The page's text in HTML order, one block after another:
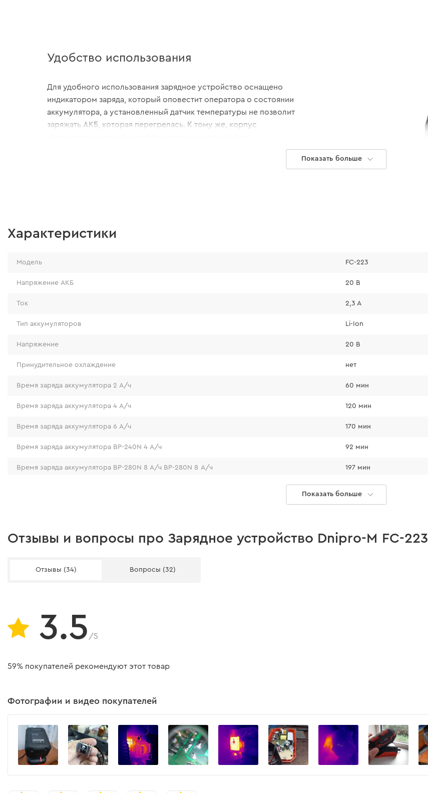
Удобство использования
Для удобного использования зарядное устройство оснащено
индикатором заряда, который оповестит оператора о состоянии
аккумулятора, а установленный датчик температуры не позволит
заряжать АКБ, которая перегрелась. К тому же, корпус
Показать больше
Характеристики
Модель FC-223
Напряжение АКБ 20 В
Ток 2,3 A
Тип аккумуляторов Li-Ion
Напряжение 20 В
Принудительное охлаждение нет
Время заряда аккумулятора 2 А/ч 60 мин
Время заряда аккумулятора 4 А/ч 120 мин
Время заряда аккумулятора 6 А/ч 170 мин
Время заряда аккумулятора BP-240N 4 А/ч 92 мин
Время заряда аккумулятора BP-280N 8 А/ч BP-280N 8 А/ч 197 мин
от +5°С до +45°С
Зарядное устройство
Инструкция пользователя
Показать больше
Отзывы и вопросы про Зарядное устройство Dnipro-M FC-223
Отзывы (34) Вопросы (32)
3.5 /5
59% покупателей рекомендуют этот товар
Фотографии и видео покупателей